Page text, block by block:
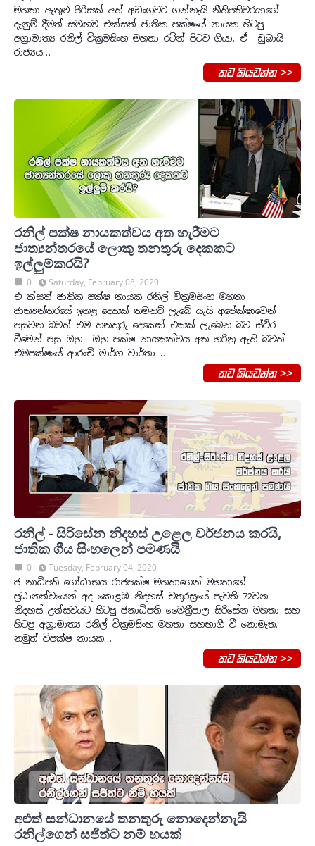
මහතා ඇතුළු පිරිසක් අත් අඩංගුවට ගන්නැයි නීතිපතිවරයාගේ
දැනුම් දීමත් සමඟම එක්සත් ජාතික පක්ෂයේ නායක හිටපු
අග්‍රාමාත්‍ය රනිල් වික්‍රමසිංහ මහතා රටින් පිටව ගියා. ඒ ඩුබායි
රාජ්‍යය…
තව කියවන්න >>
රනිල් පක්ෂ නායකත්වය අත හැරීමට
ජාත්‍යන්තරයේ ලොකු තනතුරු දෙකකට
ඉල්ලුම්කරයි?
0
Saturday, February 08, 2020
එ ක්සත් ජාතික පක්ෂ නායක රනිල් වික්‍රමසිංහ මහතා
ජාත්‍යන්තරයේ ඉහළ දෙකක් තමනට් ලැබේ යැයි අපේක්ෂාවෙන්
පසුවන බවත් එම තනතුරු දෙකෙක් එකක් ලැබෙන බව ස්ථිර
වීමෙන් පසු ඔහු ඔහු පක්ෂ නායකත්වය අත හරිනු ඇති බවත්
එමපක්ෂයේ ආරංචි මාර්ග වාර්තා …
තව කියවන්න >>
රනිල් - සිරිසේන නිදහස් උළෙල වර්ජනය කරයි,
ජාතික ගීය සිංහලෙන් පමණයි
0
Tuesday, February 04, 2020
ජ නාධිපති ගෝඨාභය රාජපක්ෂ මහතාගෙන් මහතාගේ
ප්‍රධානත්වයෙන් අද කොළඹ නිදහස් චතුරස්‍රයේ පැවති 72වන
නිදහස් උත්සවයට හිටපු ජනාධිපති මෛත්‍රීපාල සිරිසේන මහතා සහ
හිටපු අග්‍රාමාත්‍ය රනිල් වික්‍රමසිංහ මහතා සහභාගී වී නොමැත.
නමුත් විපක්ෂ නායක…
තව කියවන්න >>
අළුත් සන්ධානයේ තනතුරු නොදෙන්නැයි
රනිල්ගෙන් සජිත්ට නම් හයක්